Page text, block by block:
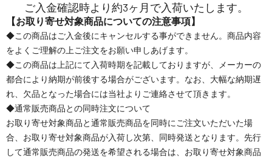
ご入金確認時より約3ヶ月で入荷いたします。
【お取り寄せ対象商品についての注意事項】
◆この商品はご入金後にキャンセルする事ができません。商品内容
をよくご理解の上ご注文をお願い申しあげます。
◆この商品は上記にて入荷時期を記載しておりますが、メーカーの
都合により納期が前後する場合がございます。なお、大幅な納期遅
れ、欠品となった場合には当社よりご連絡させて頂きます。
◆通常販売商品との同時注文について
お取り寄せ対象商品と通常販売商品を同時にご注文いただいた場
合、お取り寄せ対象商品が入荷し次第、同時発送となります。先行
して通常販売商品の発送を希望される場合は、お取り寄せ対象商品